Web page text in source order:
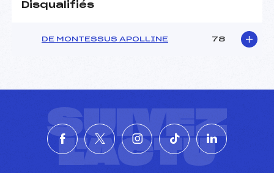
Disqualifiés
DE MONTESSUS APOLLINE 78
SUIVEZ
L'ACTU